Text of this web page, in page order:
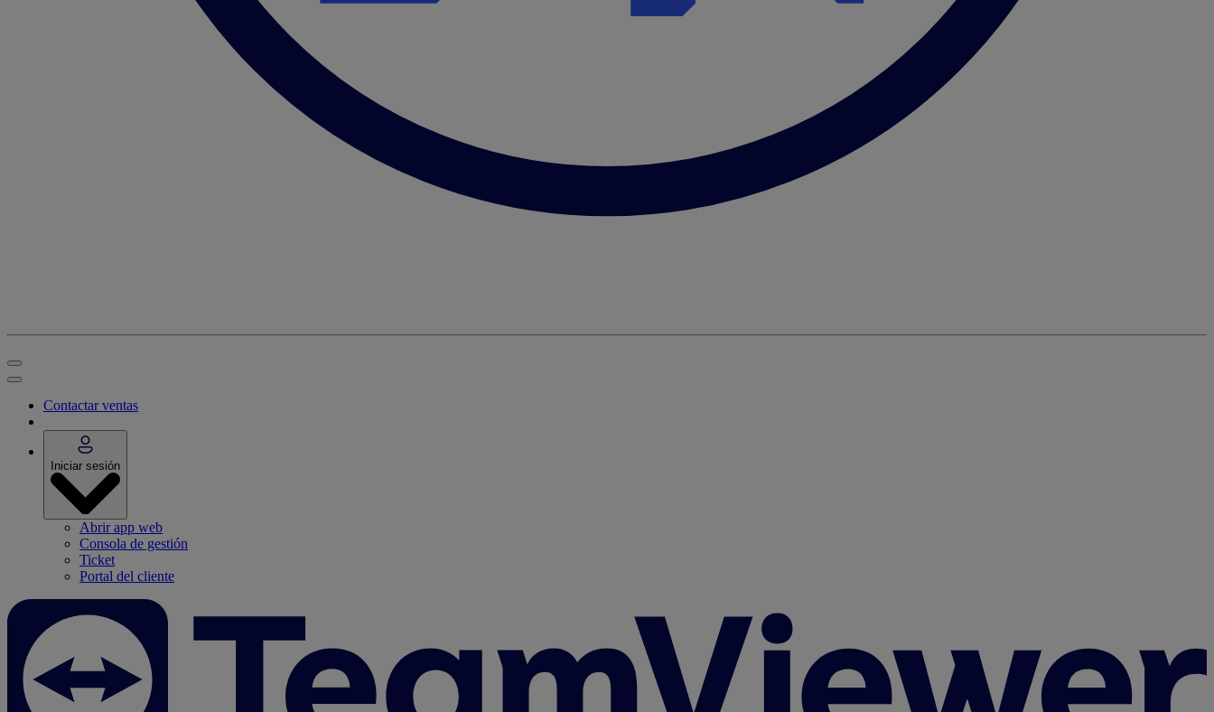
Contactar ventas
Iniciar sesión
Abrir app web
Consola de gestión
Ticket
Portal del cliente